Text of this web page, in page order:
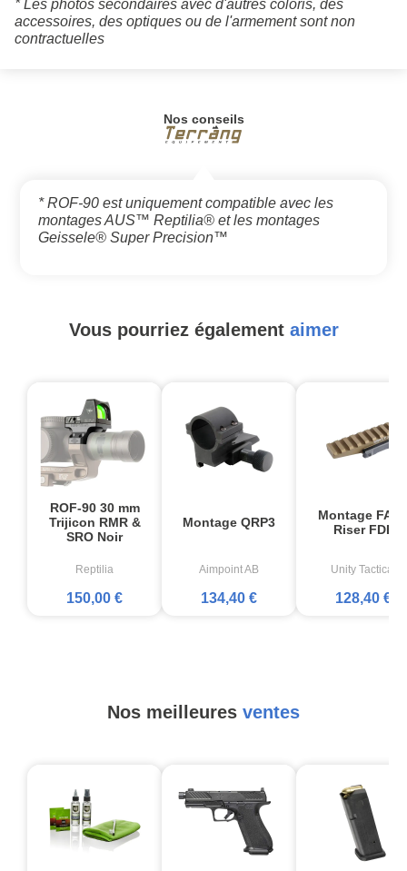
* Les photos secondaires avec d'autres coloris, des
accessoires, des optiques ou de l'armement sont non
contractuelles
Nos conseils
* ROF-90 est uniquement compatible avec les
montages AUS™ Reptilia® et les montages
Geissele® Super Precision™
Vous pourriez également aimer
ROF-90 30 mm
Trijicon RMR &
SRO Noir
Reptilia
150,00 €
Montage QRP3
Aimpoint AB
134,40 €
Montage
Riser FDE
Unity Tactical
128,40 €
Nos meilleures ventes